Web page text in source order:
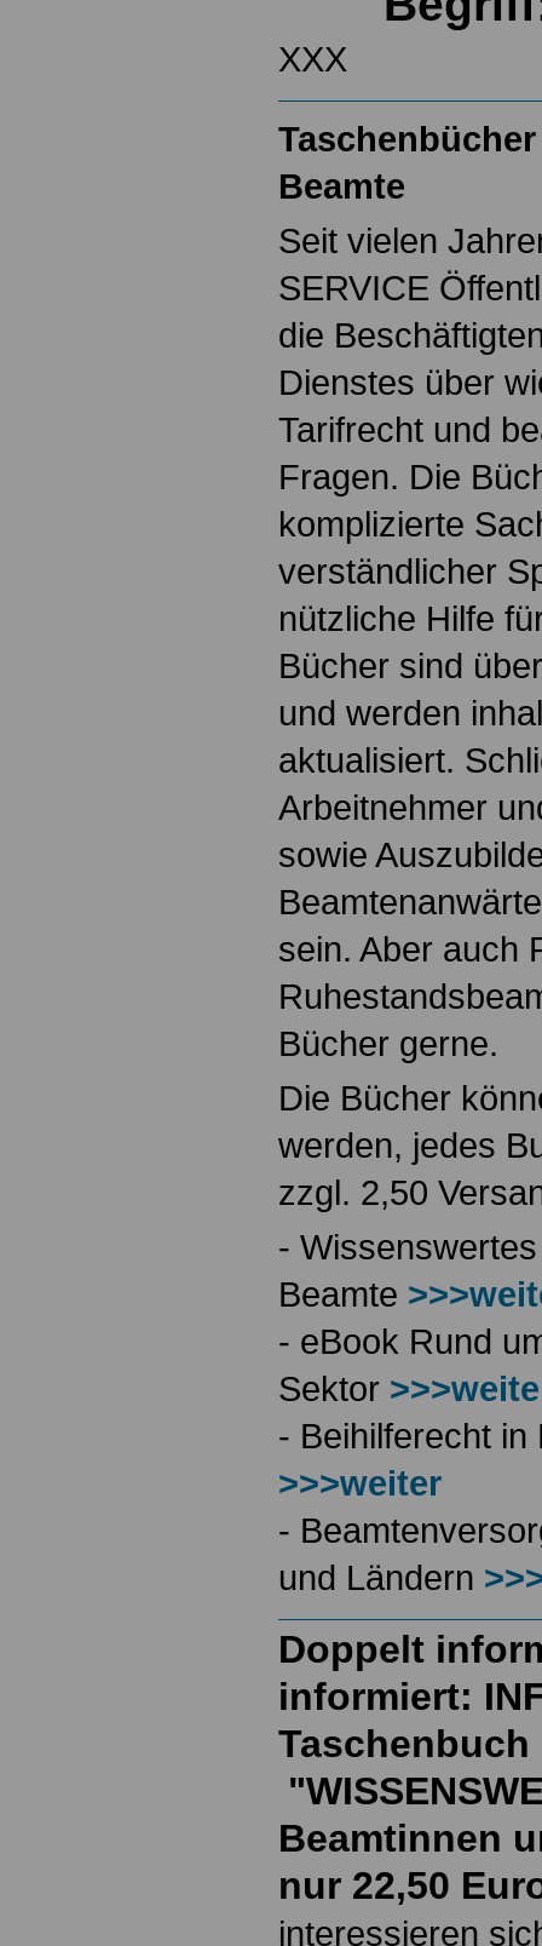
XXX
Beamte
Seit vielen
SERVICE
die
Dienstes über
Tarifrecht und
Fragen. Die
komplizierte
verständlicher
nützliche Hilfe
Bücher sind
und werden
aktualisiert.
Arbeitnehmer
sowie
sein. Aber auch
Bücher gerne.
Die Bücher
werden, jedes
zzgl. 2,50
-
Beamte
- eBook Rund
Sektor
- Beihilferecht
>>>weiter
-
und Ländern
Doppelt
informiert:
Taschenbuch
Beamtinnen
nur 22,50
interessieren